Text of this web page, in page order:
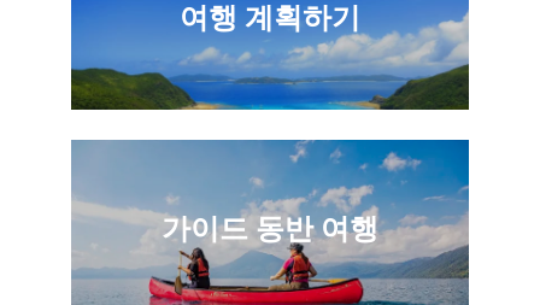
여행 계획하기
가이드 동반 여행